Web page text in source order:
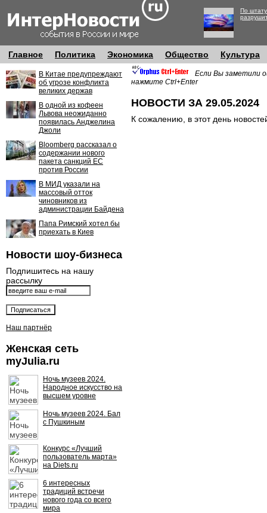
По
Главное Политика Экономика Общество Культура
В Китае предупреждают
об угрозе конфликта
великих держав
В одной из кофеен
Львова неожиданно
появилась Анджелина
Джоли
Bloomberg рассказал о
содержании нового
пакета санкций ЕС
против России
В МИД указали на
массовый отток
чиновников из
администрации Байдена
Папа Римский хотел бы
приехать в Киев
Новости шоу-бизнеса
Подпишитесь на нашу
рассылку
Наш партнёр
Женская сеть
myJulia.ru
Ночь музеев 2024.
Народное искусство на
высшем уровне
Ночь музеев 2024. Бал
с Пушкиным
Конкурс «Лучший
пользователь марта»
на Diets.ru
6 интересных
традиций встречи
нового года со всего
мира
Если Вы заметили
нажмите Ctrl+Enter
НОВОСТИ ЗА 29.05.2024
К сожалению, в этот день